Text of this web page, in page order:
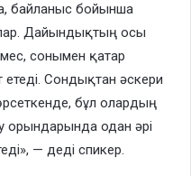
байланыс бойынша
Дайындықтың осы
сонымен қатар
Сондықтан әскери
бұл олардың
орындарында одан әрі
— деді спикер.